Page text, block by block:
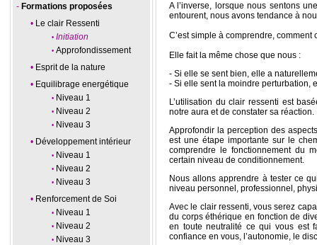
Formations proposées
Le clair Ressenti
Initiation
Approfondissement
Esprit de la nature
Equilibrage energétique
Niveau 1
Niveau 2
Niveau 3
Développement intérieur
Niveau 1
Niveau 2
Niveau 3
Renforcement de Soi
Niveau 1
Niveau 2
Niveau 3
A l’inverse, lorsque nous sentons
entourent, nous avons tendance à
C’est simple à comprendre,
Elle fait la même chose que nous :
- Si elle se sent bien, elle a
- Si elle sent la moindre perturbation,
L’utilisation du clair ressenti est
notre aura et de constater sa réaction.
Approfondir la perception des
est une étape importante sur le
comprendre le fonctionnement du
certain niveau de conditionnement.
Nous allons apprendre à tester ce
niveau personnel, professionnel,
Avec le clair ressenti, vous serez
du corps éthérique en fonction de
en toute neutralité ce qui vous est
confiance en vous, l’autonomie, le